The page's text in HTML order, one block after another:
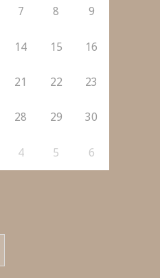
7 8 9
14 15 16
21 22 23
28 29 30
4 5 6